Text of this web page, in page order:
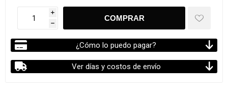
i
h
¿Cómo lo puedo pagar?
Ver días y costos de envío